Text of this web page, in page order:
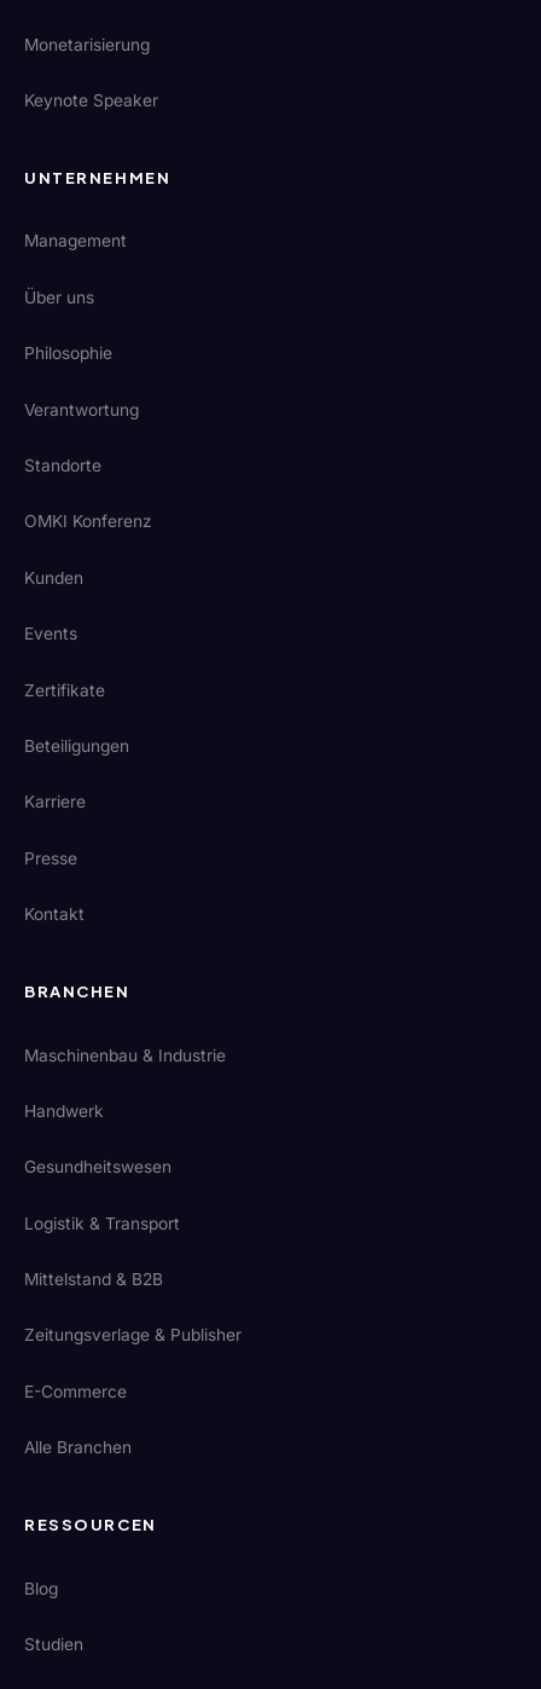
Monetarisierung
Keynote Speaker
UNTERNEHMEN
Management
Über uns
Philosophie
Verantwortung
Standorte
OMKI Konferenz
Kunden
Events
Zertifikate
Beteiligungen
Karriere
Presse
Kontakt
BRANCHEN
Maschinenbau & Industrie
Handwerk
Gesundheitswesen
Logistik & Transport
Mittelstand & B2B
Zeitungsverlage & Publisher
E-Commerce
Alle Branchen
RESSOURCEN
Blog
Studien